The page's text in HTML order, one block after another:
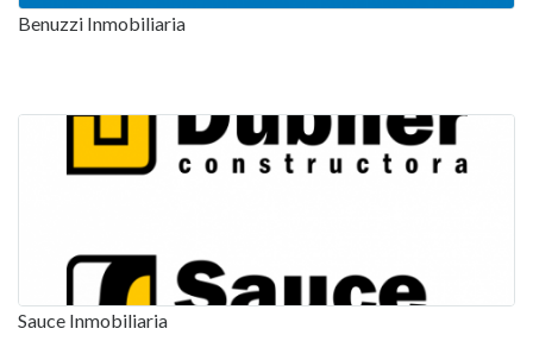
Benuzzi Inmobiliaria
Sauce Inmobiliaria